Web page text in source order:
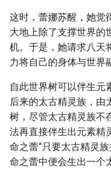
这时，蕾娜苏醒，她觉
大地上除了支撑世界的
机。于是，她请求八天
力将自己的身体与世界
自此世界树可以伴生元
后来的太古精灵族，由
树，尽管太古精灵族不
法再直接伴生出元素精
命之蕾”只要太古精灵
命之蕾中便会生出一个